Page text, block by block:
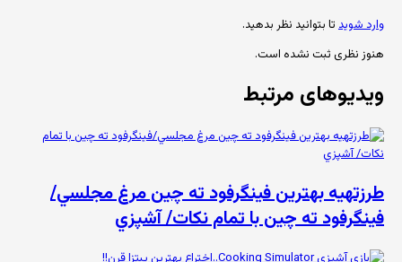
وارد شوید تا بتوانید نظر بدهید.
هنوز نظری ثبت نشده است.
ویدیوهای مرتبط
طرزتهيه بهترين فینگرفود ته چين مرغ مجلسي/
فينگرفود ته چين با تمام نكات/ آشپزي